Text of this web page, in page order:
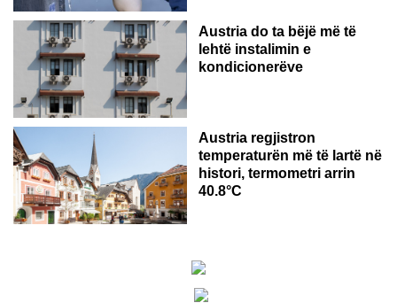
Austria do ta bëjë më të
lehtë instalimin e
kondicionerëve
Austria regjistron
temperaturën më të lartë në
histori, termometri arrin
40.8°C